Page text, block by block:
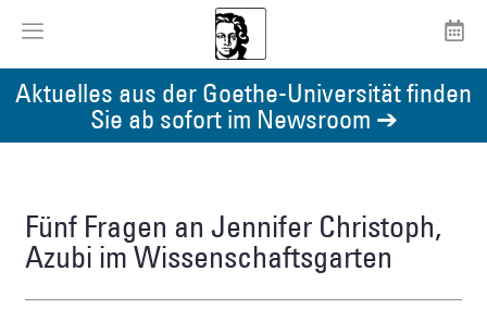
Aktuelles aus der Goethe-Universität finden
Sie ab sofort im Newsroom ➔
Fünf Fragen an Jennifer Christoph,
Azubi im Wissenschaftsgarten